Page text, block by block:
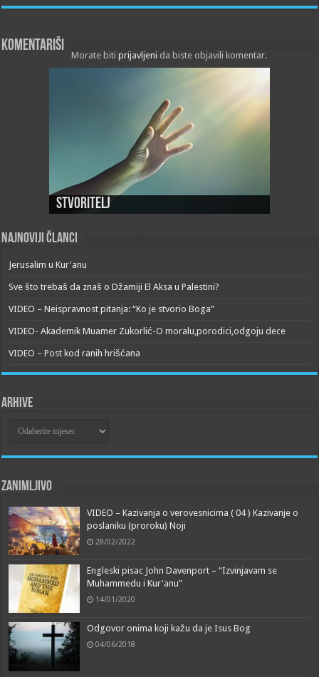
Komentariši
Morate bitiprijavljeni da biste objavili komentar.
Stvoritelj
Najnoviji članci
Jerusalim u Kur'anu
Sve što trebaš da znaš o Džamiji El Aksa u Palestini?
VIDEO – Neispravnost pitanja: “Ko je stvorio Boga”
VIDEO- Akademik Muamer Zukorlić-O moralu,porodici,odgoju dece
VIDEO – Post kod ranih hrišćana
Arhive
Zanimljivo
VIDEO – Kazivanja o verovesnicima ( 04 ) Kazivanje o
poslaniku (proroku) Noji
28/02/2022
Engleski pisac John Davenport – “Izvinjavam se
Muhammedu i Kur'anu”
14/01/2020
Odgovor onima koji kažu da je Isus Bog
04/06/2018